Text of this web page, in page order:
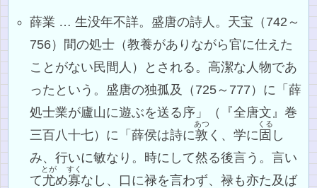
薛業 … 生没年不詳。盛唐の詩人。天宝（742～
756）間の処士（教養がありながら官に仕えた
ことがない民間人）とされる。高潔な人物であ
ったという。盛唐の独孤及（725～777）に「薛
処士業が廬山に遊ぶを送る序」（『全唐文』巻
三百八十七）に「薛侯は詩に敦
あつ
く、学に 固
くる
し
み、行いに敏なり。時にして然る後言う。言い
て尤
とが
め寡
すく
なし、口に禄を言わず、禄も亦た及ば